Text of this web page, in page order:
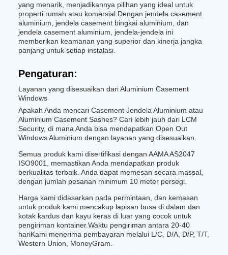
yang menarik, menjadikannya pilihan yang ideal untuk
properti rumah atau komersial.Dengan jendela casement
aluminium, jendela casement bingkai aluminium, dan
jendela casement aluminium, jendela-jendela ini
memberikan keamanan yang superior dan kinerja jangka
panjang untuk setiap instalasi.
Pengaturan:
Layanan yang disesuaikan dari Aluminium Casement
Windows
Apakah Anda mencari Casement Jendela Aluminium atau
Aluminium Casement Sashes? Cari lebih jauh dari LCM
Security, di mana Anda bisa mendapatkan Open Out
Windows Aluminium dengan layanan yang disesuaikan.
Semua produk kami disertifikasi dengan AAMA AS2047
ISO9001, memastikan Anda mendapatkan produk
berkualitas terbaik. Anda dapat memesan secara massal,
dengan jumlah pesanan minimum 10 meter persegi.
Harga kami didasarkan pada permintaan, dan kemasan
untuk produk kami mencakup lapisan busa di dalam dan
kotak kardus dan kayu keras di luar yang cocok untuk
pengiriman kontainer.Waktu pengiriman antara 20-40
hariKami menerima pembayaran melalui L/C, D/A, D/P, T/T,
Western Union, MoneyGram.